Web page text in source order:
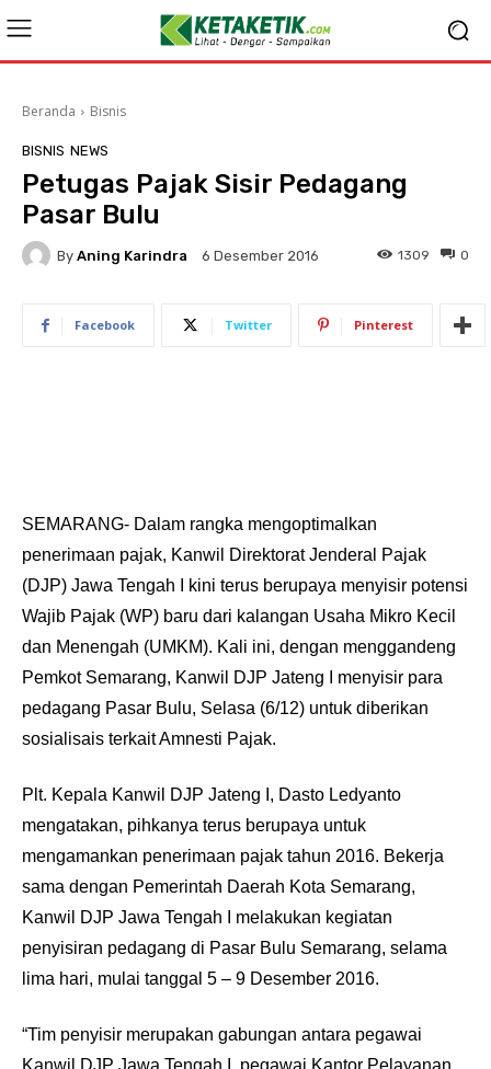
Beranda Bisnis
BISNIS NEWS
Petugas Pajak Sisir Pedagang
Pasar Bulu
By Aning Karindra 6 Desember 2016 0
1309
Facebook Twitter Pinterest
SEMARANG- Dalam rangka mengoptimalkan
penerimaan pajak, Kanwil Direktorat Jenderal Pajak
(DJP) Jawa Tengah I kini terus berupaya menyisir potensi
Wajib Pajak (WP) baru dari kalangan Usaha Mikro Kecil
dan Menengah (UMKM). Kali ini, dengan menggandeng
Pemkot Semarang, Kanwil DJP Jateng I menyisir para
pedagang Pasar Bulu, Selasa (6/12) untuk diberikan
sosialisais terkait Amnesti Pajak.
Plt. Kepala Kanwil DJP Jateng I, Dasto Ledyanto
mengatakan, pihkanya terus berupaya untuk
mengamankan penerimaan pajak tahun 2016. Bekerja
sama dengan Pemerintah Daerah Kota Semarang,
Kanwil DJP Jawa Tengah I melakukan kegiatan
penyisiran pedagang di Pasar Bulu Semarang, selama
lima hari, mulai tanggal 5 – 9 Desember 2016.
“Tim penyisir merupakan gabungan antara pegawai
Kanwil DJP Jawa Tengah I, pegawai Kantor Pelayanan